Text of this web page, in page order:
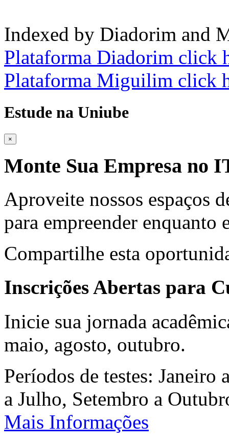
Indexed by Diadorim and
Plataforma Diadorim click
Plataforma Miguilim click
Estude na Uniube
×
Monte Sua Empresa no
Aproveite nossos espaços
para empreender enquanto
Compartilhe esta
Inscrições Abertas para
Inicie sua jornada
maio, agosto, outubro.
Períodos de testes:
a Julho, Setembro a
Mais Informações